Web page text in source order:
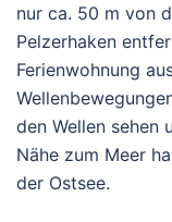
nur ca. 50 m von
Pelzerhaken
Ferienwohnung
den Wellen sehen
Nähe zum Meer
der Ostsee.